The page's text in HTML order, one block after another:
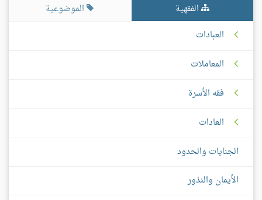
الفقهية
الموضوعية
العبادات
المعاملات
فقه الأسرة
العادات
الجنايات والحدود
الأيمان والنذور